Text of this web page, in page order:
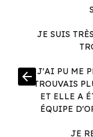
JE SUIS
J'AI PU ME
TROUVAIS
ET ELLE A
ÉQUIPE
JE
arrow_back